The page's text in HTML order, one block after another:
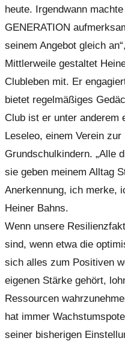
heute. Irgendwann
GENERATION
seinem Angebot gleich
Mittlerweile gestaltet
Clubleben mit. Er
bietet regelmäßiges
Club ist er unter anderem
Leseleo, einem Verein
Grundschulkindern. „Alle
sie geben meinem Alltag
Anerkennung, ich merke,
Heiner Bahns.
Wenn unsere
sind, wenn etwa die
sich alles zum Positiven
eigenen Stärke gehört,
Ressourcen
hat immer
seiner bisherigen